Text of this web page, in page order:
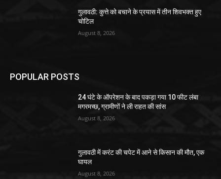
गुलावठी: कुत्ते को बचाने के प्रयास में तीन शिवभक्त हुए
चोटिल
August 8, 2026
POPULAR POSTS
24 घंटे के ऑपरेशन के बाद पकड़ा गया 10 फीट लंबा
मगरमच्छ, ग्रामीणों ने ली राहत की सांस
August 8, 2026
गुलावठी में करंट की चपेट में आने से किसान की मौत, एक
घायल
August 8, 2026